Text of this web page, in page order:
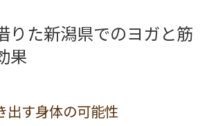
りた新潟県でのヨガと筋
果
出す身体の可能性